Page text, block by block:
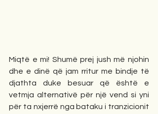
Miqtë e mi! Shumë prej jush më njohin
dhe e dinë që jam rritur me bindje të
djathta duke besuar që është e
vetmja alternativë për një vend si yni
për ta nxjerrë nga bataku i tranzicionit